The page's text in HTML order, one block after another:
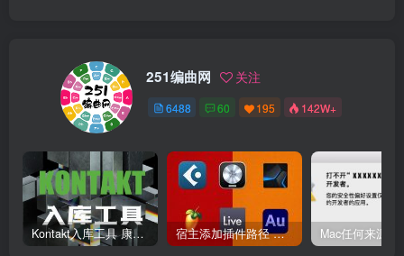
251编曲网 关注
6488 60 195 142W+
Kontakt入库工具 康泰克入库教程 宿主添加插件路径 插件路径设置 VSTPlugins路径